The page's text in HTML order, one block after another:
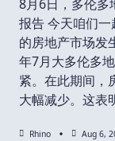
8月6日，多伦多
报告 今天咱们
的房地产市场发
年7月大多伦多
紧。在此期间，
大幅减少。这表
Rhino Aug 6,